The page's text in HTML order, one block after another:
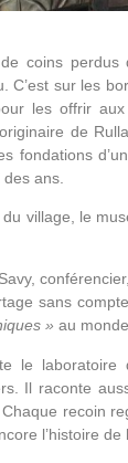
coins
C’est sur les
les offrir
de
fondations
ans.
village, le
sans
» au
le
Il raconte
recoin
l’histoire